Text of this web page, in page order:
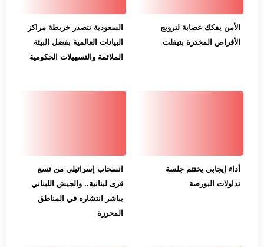
الأمن يفكك عصابة لترويج
الأقراص المخدرة بتيفلت
السعودية تتصدر خريطة مراكز
البيانات العالمية بفضل البيئة
الملائمة والتسهيلات الحكومية
أداء إيجابي يختتم جلسة
تداولات البورصة
انسحاب إسرائيلي من تسع
قرى لبنانية.. والجيش اللبناني
يباشر انتشاره في المناطق
المحررة